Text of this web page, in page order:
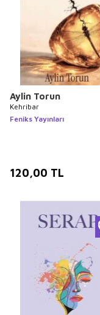
Aylin Torun
Kehribar
Feniks Yayınları
120,00 TL